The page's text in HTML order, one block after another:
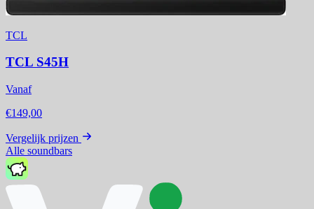
TCL
TCL S45H
Vanaf
€149,00
Vergelijk prijzen
Alle soundbars